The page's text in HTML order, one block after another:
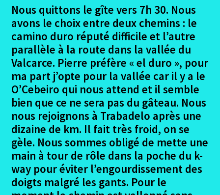
Le Puy en Velay – Le trajet
Ouvrir
menu
enfant
Le Puy – Domaine du Sauvage
Domaine du Sauvage – Nasbinals
Nasbinal-Golinhac camino frances
Golignac-Livignac camino frances
Livignac – Cajarc
Cajarc – La Roziere
La Roziere – Moissac
Nous quittons le gîte vers 7h 30. Nous
avons le choix entre deux chemins : le
camino duro réputé difficile et l’autre
parallèle à la route dans la vallée du
Valcarce. Pierre préfère « el duro », pour
ma part j’opte pour la vallée car il y a le
O’Cebeiro qui nous attend et il semble
bien que ce ne sera pas du gâteau. Nous
nous rejoignons à Trabadelo après une
dizaine de km. Il fait très froid, on se
gèle. Nous sommes obligé de mette une
main à tour de rôle dans la poche du k-
way pour éviter l’engourdissement des
doigts malgré les gants. Pour le